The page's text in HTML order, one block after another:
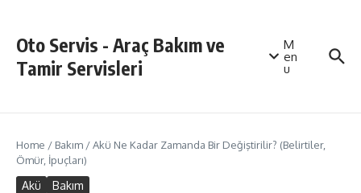
Oto Servis - Araç Bakım ve
Tamir Servisleri
M
en
u
Home / Bakım /Akü Ne Kadar Zamanda Bir Değiştirilir? (Belirtiler,
Ömür, İpuçları)
Akü Bakım